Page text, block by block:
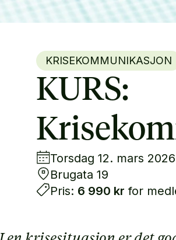
KRISEKOMMUNIKASJON
KURS:
Torsdag 12. mars
Brugata 19
Pris: 6 990 kr for